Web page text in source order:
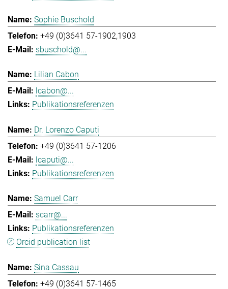
Sophie Buschold
+49 (0)3641 57-1902,1903
sbuschold@...
Lilian Cabon
lcabon@...
Publikationsreferenzen
Dr. Lorenzo Caputi
+49 (0)3641 57-1206
lcaputi@...
Publikationsreferenzen
Samuel Carr
scarr@...
Publikationsreferenzen
Orcid publication list
Sina Cassau
+49 (0)3641 57-1465